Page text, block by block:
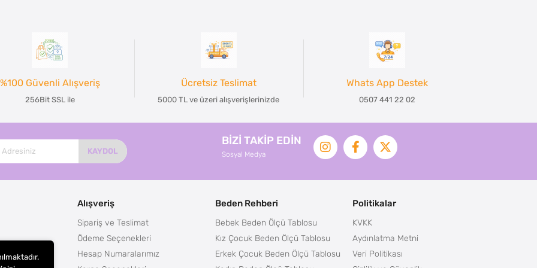
%100 Güvenli Alışveriş
256Bit SSL ile
Ücretsiz Teslimat
5000 TL ve üzeri alışverişlerinizde
Whats App Destek
0507 441 22 02
KAYDOL
BİZİ TAKİP EDİN
Sosyal Medya
Alışveriş
Sipariş ve Teslimat
Ödeme Seçenekleri
Hesap Numaralarımız
Beden Rehberi
Bebek Beden Ölçü Tablosu
Kız Çocuk Beden Ölçü Tablosu
Erkek Çocuk Beden Ölçü Tablosu
Politikalar
KVKK
Aydınlatma Metni
Veri Politikası